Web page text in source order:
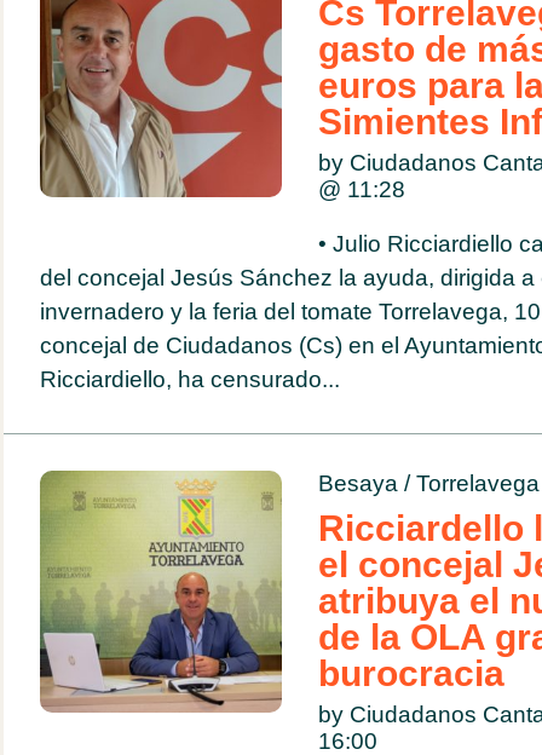
Cs
gasto de
euros para
Simientes
by Ciudadanos
@ 11:28
• Julio Ricciardiello
del concejal Jesús Sánchez la ayuda, dirigida a
invernadero y la feria del tomate Torrelavega,
concejal de Ciudadanos (Cs) en el
Ricciardiello, ha censurado...
Besaya /Torrelavega
Ricciardello
el concejal
atribuya el
de la OLA
burocracia
by Ciudadanos
16:00